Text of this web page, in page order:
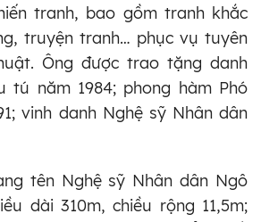
tranh, bao gồm tranh khắc
truyện tranh… phục vụ tuyên
Ông được trao tặng danh
tú năm 1984; phong hàm Phó
vinh danh Nghệ sỹ Nhân dân
tên Nghệ sỹ Nhân dân Ngô
dài 310m, chiều rộng 11,5m;